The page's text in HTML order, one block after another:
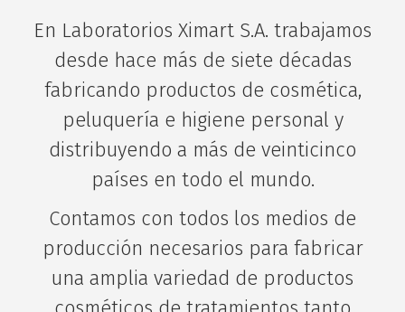
En Laboratorios Ximart S.A. trabajamos
desde hace más de siete décadas
fabricando productos de cosmética,
peluquería e higiene personal y
distribuyendo a más de veinticinco
países en todo el mundo.
Contamos con todos los medios de
producción necesarios para fabricar
una amplia variedad de productos